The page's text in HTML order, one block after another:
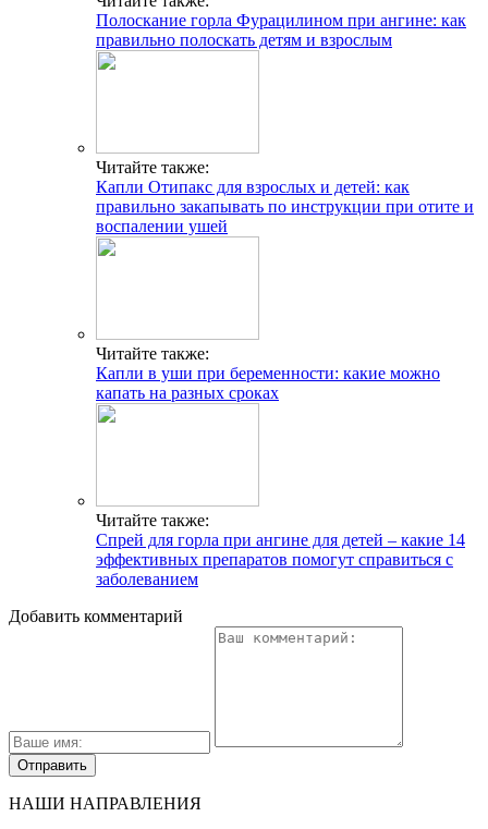
Полоскание горла Фурацилином при ангине: как
правильно полоскать детям и взрослым
Читайте также:
Капли Отипакс для взрослых и детей: как
правильно закапывать по инструкции при отите и
воспалении ушей
Читайте также:
Капли в уши при беременности: какие можно
капать на разных сроках
Читайте также:
Спрей для горла при ангине для детей – какие 14
эффективных препаратов помогут справиться с
заболеванием
Добавить комментарий
НАШИ НАПРАВЛЕНИЯ